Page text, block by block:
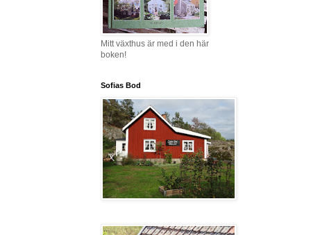
Mitt växthus är med i den här
boken!
Sofias Bod